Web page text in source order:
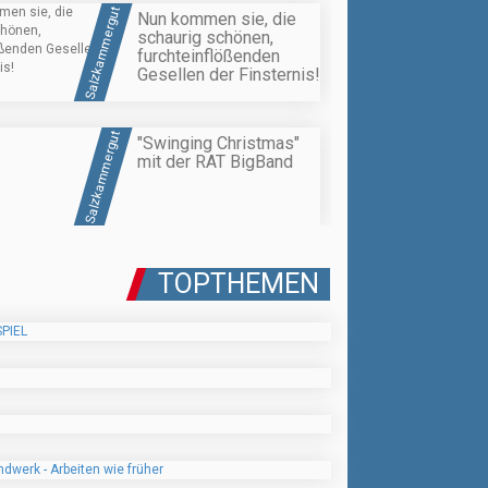
Salzkammergut
Nun kommen sie, die
schaurig schönen,
furchteinflößenden
Gesellen der Finsternis!
Salzkammergut
"Swinging Christmas"
mit der RAT BigBand
TOPTHEMEN